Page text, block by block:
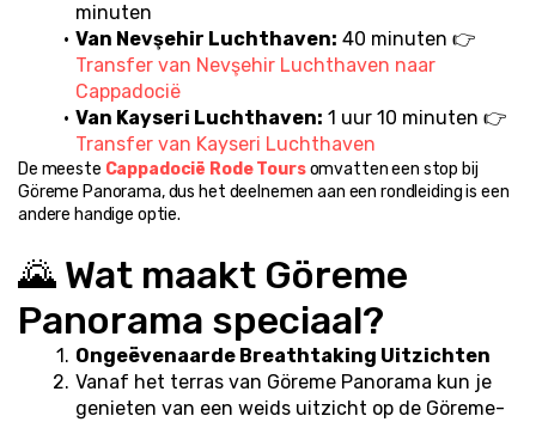
minuten
Van Nevşehir Luchthaven:
Transfer van Nevşehir Luchthaven naar
Cappadocië
Van Kayseri Luchthaven:
Transfer van Kayseri Luchthaven
De meeste Cappadocië Rode Tours omvatten een stop bij
Göreme Panorama, dus het deelnemen aan een rondleiding is een
andere handige optie.
🌄 Wat maakt Göreme
Panorama speciaal?
Ongeëvenaarde Breathtaking Uitzichten
Vanaf het terras van Göreme Panorama kun je
genieten van een weids uitzicht op de Göreme-